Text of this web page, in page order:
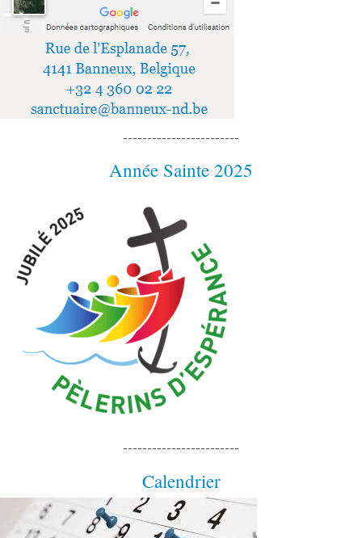
------------------------
Année Sainte 2025
------------------------
Calendrier